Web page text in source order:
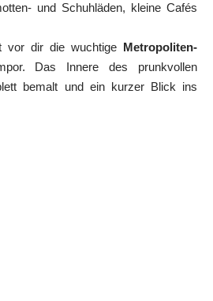
und Schuhläden, kleine Cafés
vor dir die wuchtige Metropoliten-
Das Innere des prunkvollen
bemalt und ein kurzer Blick ins